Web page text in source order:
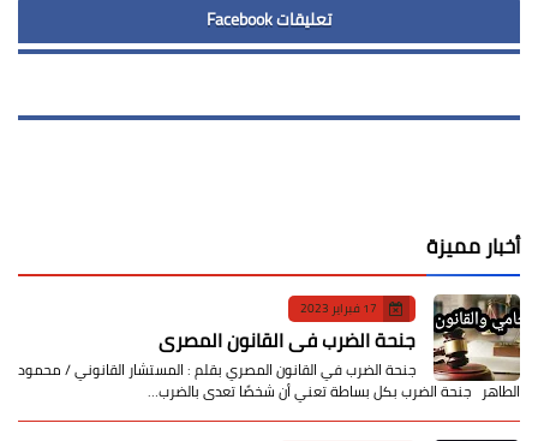
تعليقات Facebook
أخبار مميزة
17 فبراير 2023
جنحة الضرب في القانون المصري
جنحة الضرب في القانون المصري بقلم : المستشار القانوني / محمود
الطاهر جنحة الضرب بكل بساطة تعني أن شخصًا تعدى بالضرب…